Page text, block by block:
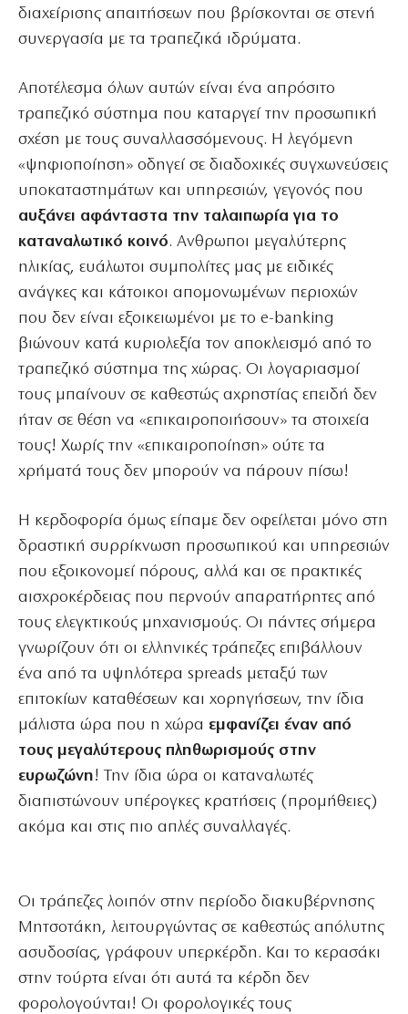
διαχείρισης απαιτήσεων που βρίσκονται σε στενή
συνεργασία με τα τραπεζικά ιδρύματα.
Αποτέλεσμα όλων αυτών είναι ένα απρόσιτο
τραπεζικό σύστημα που καταργεί την προσωπική
σχέση με τους συναλλασσόμενους. Η λεγόμενη
«ψηφιοποίηση» οδηγεί σε διαδοχικές συγχωνεύσεις
υποκαταστημάτων και υπηρεσιών, γεγονός που
αυξάνει αφάνταστα την ταλαιπωρία για το
καταναλωτικό κοινό. Ανθρωποι μεγαλύτερης
ηλικίας, ευάλωτοι συμπολίτες μας με ειδικές
ανάγκες και κάτοικοι απομονωμένων περιοχών
που δεν είναι εξοικειωμένοι με το e-banking
βιώνουν κατά κυριολεξία τον αποκλεισμό από το
τραπεζικό σύστημα της χώρας. Οι λογαριασμοί
τους μπαίνουν σε καθεστώς αχρηστίας επειδή δεν
ήταν σε θέση να «επικαιροποιήσουν» τα στοιχεία
τους! Χωρίς την «επικαιροποίηση» ούτε τα
χρήματά τους δεν μπορούν να πάρουν πίσω!
Η κερδοφορία όμως είπαμε δεν οφείλεται μόνο στη
δραστική συρρίκνωση προσωπικού και υπηρεσιών
που εξοικονομεί πόρους, αλλά και σε πρακτικές
αισχροκέρδειας που περνούν απαρατήρητες από
τους ελεγκτικούς μηχανισμούς. Οι πάντες σήμερα
γνωρίζουν ότι οι ελληνικές τράπεζες επιβάλλουν
ένα από τα υψηλότερα spreads μεταξύ των
επιτοκίων καταθέσεων και χορηγήσεων, την ίδια
μάλιστα ώρα που η χώρα εμφανίζει έναν από
τους μεγαλύτερους πληθωρισμούς στην
ευρωζώνη! Την ίδια ώρα οι καταναλωτές
διαπιστώνουν υπέρογκες κρατήσεις (προμήθειες)
ακόμα και στις πιο απλές συναλλαγές.
Οι τράπεζες λοιπόν στην περίοδο διακυβέρνησης
Μητσοτάκη, λειτουργώντας σε καθεστώς απόλυτης
ασυδοσίας, γράφουν υπερκέρδη. Και το κερασάκι
στην τούρτα είναι ότι αυτά τα κέρδη δεν
φορολογούνται! Οι φορολογικές τους